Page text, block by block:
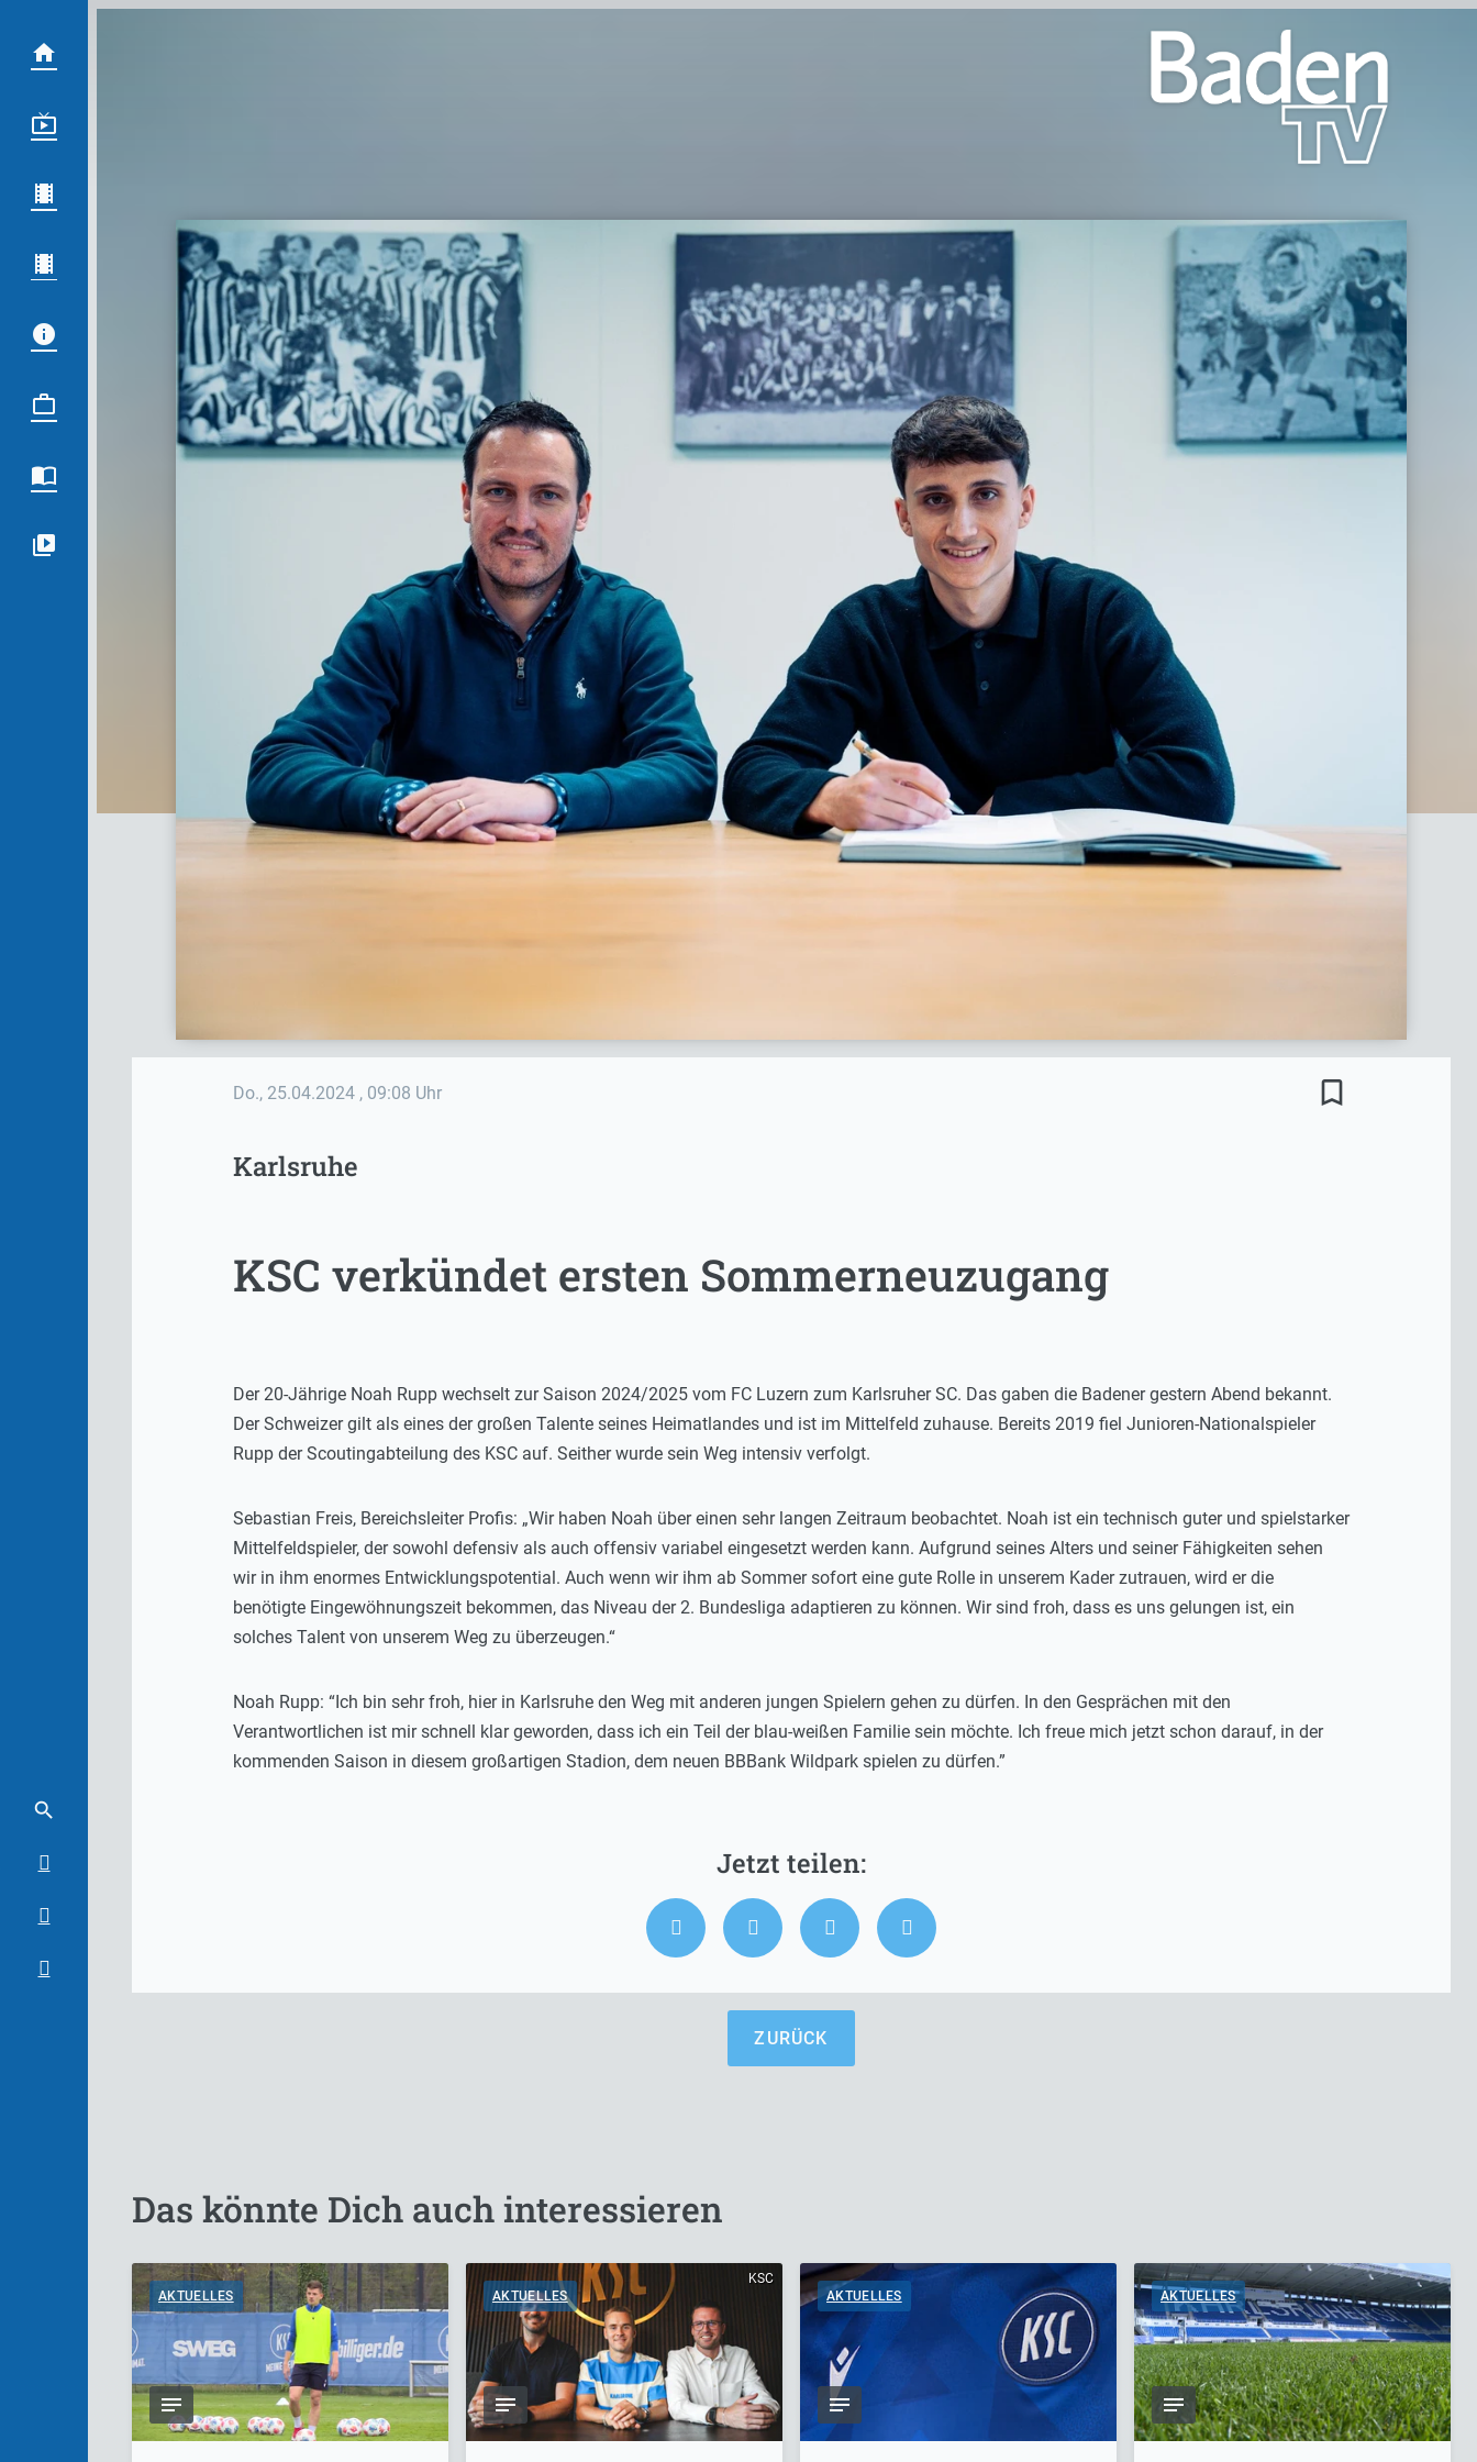
Do., 25.04.2024 , 09:08 Uhr bookmark_border
Karlsruhe
KSC verkündet ersten Sommerneuzugang
Der 20-Jährige Noah Rupp wechselt zur Saison 2024/2025 vom FC Luzern zum Karlsruher SC. Das gaben die Badener gestern Abend bekannt.
Der Schweizer gilt als eines der großen Talente seines Heimatlandes und ist im Mittelfeld zuhause. Bereits 2019 fiel Junioren-Nationalspieler
Rupp der Scoutingabteilung des KSC auf. Seither wurde sein Weg intensiv verfolgt.
Sebastian Freis, Bereichsleiter Profis: „Wir haben Noah über einen sehr langen Zeitraum beobachtet. Noah ist ein technisch guter und spielstarker
Mittelfeldspieler, der sowohl defensiv als auch offensiv variabel eingesetzt werden kann. Aufgrund seines Alters und seiner Fähigkeiten sehen
wir in ihm enormes Entwicklungspotential. Auch wenn wir ihm ab Sommer sofort eine gute Rolle in unserem Kader zutrauen, wird er die
benötigte Eingewöhnungszeit bekommen, das Niveau der 2. Bundesliga adaptieren zu können. Wir sind froh, dass es uns gelungen ist, ein
solches Talent von unserem Weg zu überzeugen.“
Noah Rupp: “Ich bin sehr froh, hier in Karlsruhe den Weg mit anderen jungen Spielern gehen zu dürfen. In den Gesprächen mit den
Verantwortlichen ist mir schnell klar geworden, dass ich ein Teil der blau-weißen Familie sein möchte. Ich freue mich jetzt schon darauf, in der
kommenden Saison in diesem großartigen Stadion, dem neuen BBBank Wildpark spielen zu dürfen.”
ZURÜCK
Das könnte Dich auch interessieren
AKTUELLES
KSC
AKTUELLES
AKTUELLES AKTUELLES